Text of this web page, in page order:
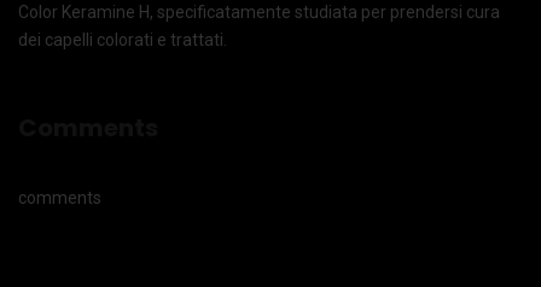
Color Keramine H, specificatamente studiata per prendersi cura
dei capelli colorati e trattati.
comments